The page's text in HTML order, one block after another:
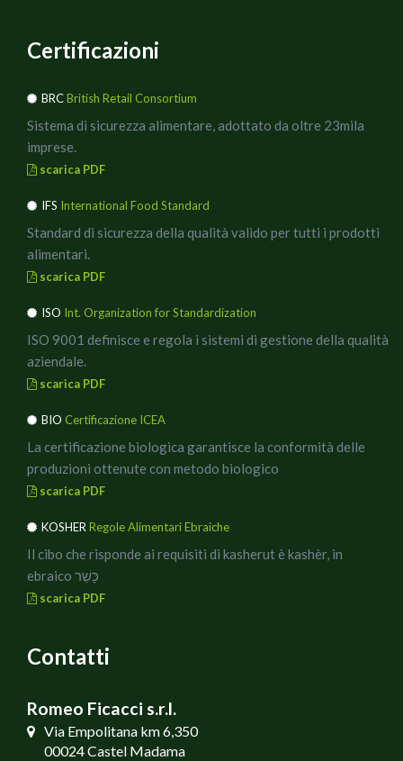
Certificazioni
BRCBritish Retail Consortium
Sistema di sicurezza alimentare, adottato da oltre 23mila
imprese.
scarica PDF
IFS International Food Standard
Standard di sicurezza della qualità valido per tutti i prodotti
alimentari.
scarica PDF
ISO Int. Organization for Standardization
ISO 9001 definisce e regola i sistemi di gestione della qualità
aziendale.
scarica PDF
BIO Certificazione ICEA
La certificazione biologica garantisce la conformità delle
produzioni ottenute con metodo biologico
scarica PDF
KOSHER Regole Alimentari Ebraiche
Il cibo che risponde ai requisiti di kasherut è kashèr, in
ebraico כָּשֵׁר
scarica PDF
Contatti
Romeo Ficacci s.r.l.
Via Empolitana km 6,350
00024 Castel Madama